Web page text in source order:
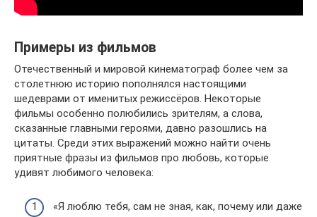
Примеры из фильмов
Отечественный и мировой кинематограф более чем за
столетнюю историю пополнялся настоящими
шедеврами от именитых режиссёров. Некоторые
фильмы особенно полюбились зрителям, а слова,
сказанные главными героями, давно разошлись на
цитаты. Среди этих выражений можно найти очень
приятные фразы из фильмов про любовь, которые
удивят любимого человека:
«Я люблю тебя, сам не зная, как, почему или даже